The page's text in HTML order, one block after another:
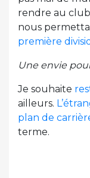
rendre au club
nous
première
Une envie
Je souhaite
ailleurs.
plan de
terme.